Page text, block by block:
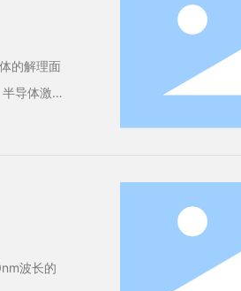
的解理面
导体激光
波长的